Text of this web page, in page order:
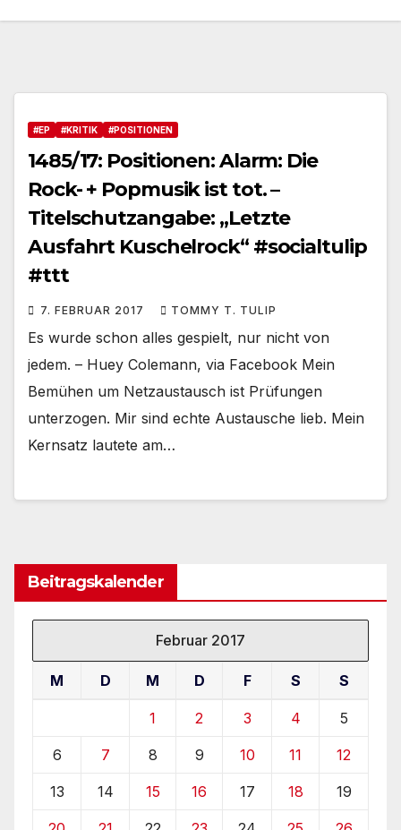
#EP #KRITIK #POSITIONEN
1485/17: Positionen: Alarm: Die
Rock- + Popmusik ist tot. –
Titelschutzangabe: „Letzte
Ausfahrt Kuschelrock“ #socialtulip
#ttt
7. FEBRUAR 2017 TOMMY T. TULIP
Es wurde schon alles gespielt, nur nicht von
jedem. – Huey Colemann, via Facebook Mein
Bemühen um Netzaustausch ist Prüfungen
unterzogen. Mir sind echte Austausche lieb. Mein
Kernsatz lautete am…
Beitragskalender
Februar 2017
M D M D F S S
1 2 3 4 5
6 7 8 9 10 11 12
13 14 15 16 17 18 19